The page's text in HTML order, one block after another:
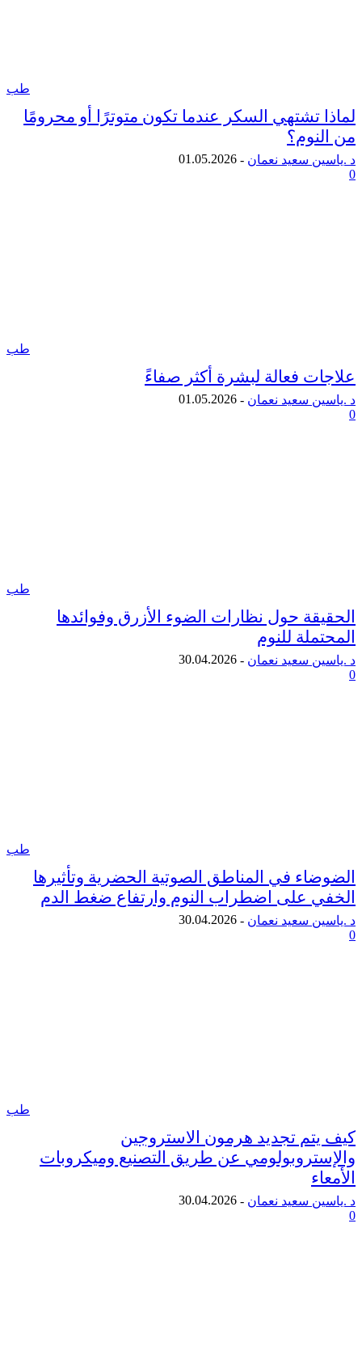
تشتهي السكر عندما تكون متوترًا أو محرومًا
سعيد نعمان -
01.05.2026
فعالة لبشرة أكثر صفاءً
سعيد نعمان -
01.05.2026
حول نظارات الضوء الأزرق وفوائدها
للنوم
سعيد نعمان -
30.04.2026
في المناطق الصوتية الحضرية وتأثيرها
على اضطراب النوم وارتفاع ضغط الدم
سعيد نعمان -
30.04.2026
تجديد هرمون الاستروجين
عن طريق التصنيع وميكروبات
سعيد نعمان -
30.04.2026